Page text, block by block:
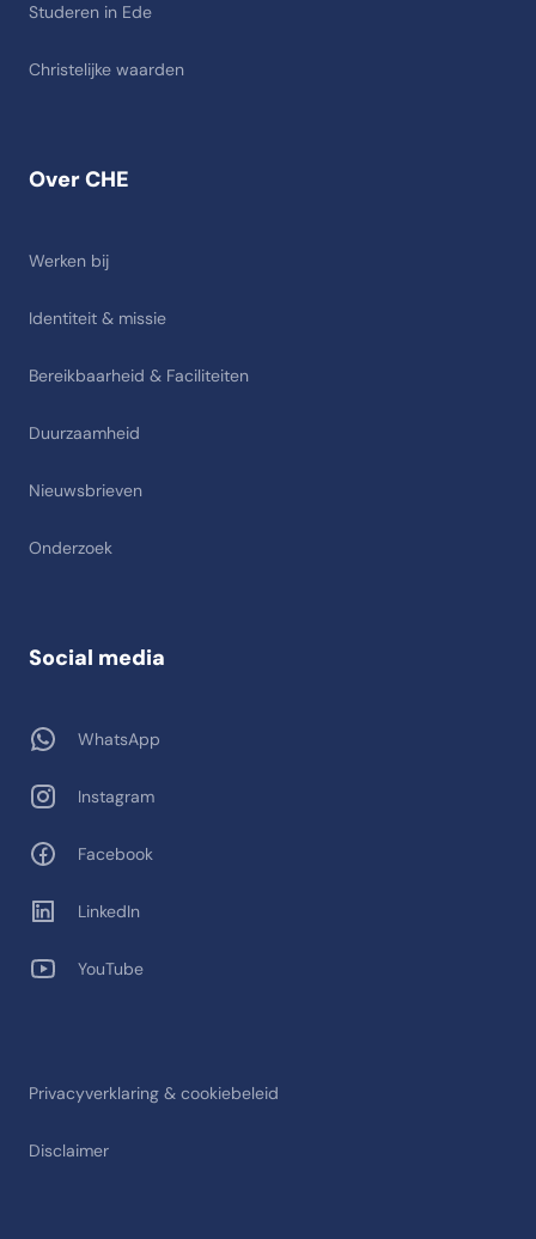
Over CHE
Werken bij
Identiteit & missie
Bereikbaarheid & Faciliteiten
Duurzaamheid
Nieuwsbrieven
Onderzoek
Studeren in Ede
Christelijke waarden
Privacyverklaring & cookiebeleid
Disclaimer
Social media
WhatsApp
Instagram
Facebook
LinkedIn
YouTube